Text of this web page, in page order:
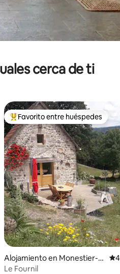
cerca de ti
4.99 de 5, 112 reseñas
Favorito entre huéspedes
Favorito entre huéspedes
Alojamiento en Monestier-P
ort-Dieu
Le Fournil